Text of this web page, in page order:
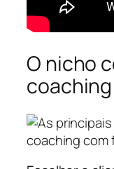
O nicho
coaching